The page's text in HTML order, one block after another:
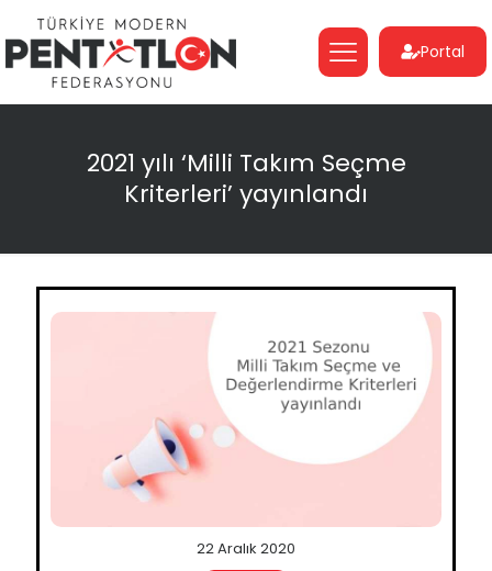
Portal
2021 yılı ‘Milli Takım Seçme
Kriterleri’ yayınlandı
22 Aralık 2020